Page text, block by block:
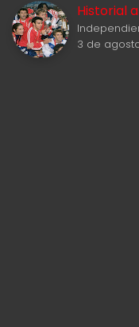
Historial
3 de